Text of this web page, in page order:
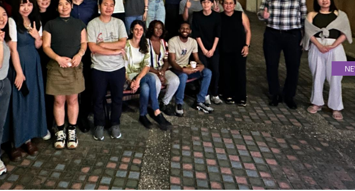
Tagulao教授以及研究所的教授們提供了詳細的論文選題指導，並邀請了於研
畢業後職業前景方面的寶貴見解。